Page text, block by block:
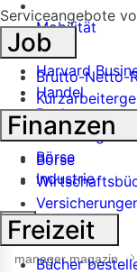
Mobilität
Tech
Harvard
Handel
Banken
Geldanlage
Börse
Industrie
Suche
öffnen
manager magazin
Serviceangebote
Job
Brutto-Netto-
Finanzen
Börse
Freizeit
Bücher